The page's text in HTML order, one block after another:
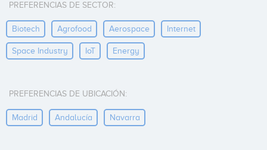
PREFERENCIAS DE SECTOR:
Biotech Agrofood Aerospace Internet
Space Industry IoT Energy
PREFERENCIAS DE UBICACIÓN:
Madrid Andalucía Navarra